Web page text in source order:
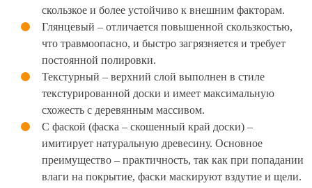
скользкое и более устойчиво к внешним факторам.
Глянцевый – отличается повышенной скользкостью,
что травмоопасно, и быстро загрязняется и требует
постоянной полировки.
Текстурный – верхний слой выполнен в стиле
текстурированной доски и имеет максимальную
схожесть с деревянным массивом.
С фаской (фаска – скошенный край доски) –
имитирует натуральную древесину. Основное
преимущество – практичность, так как при попадании
влаги на покрытие, фаски маскируют вздутие и щели.